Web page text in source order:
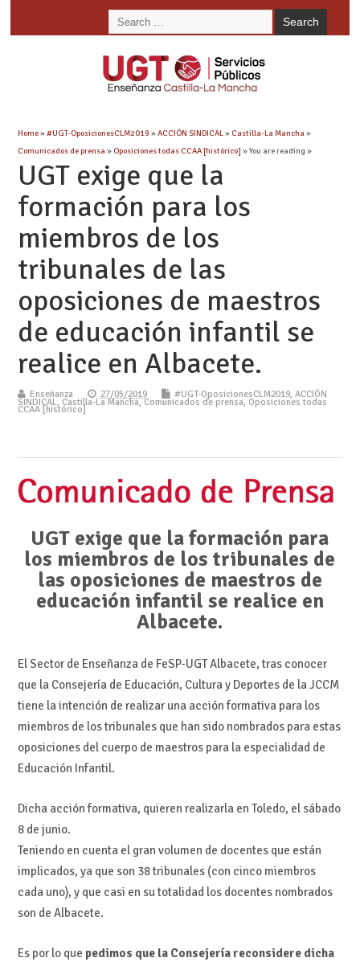
Home»#UGT-OposicionesCLM2019 »ACCIÓN SINDICAL» Castilla-La Mancha »
Comunicados de prensa » Oposiciones todas CCAA [histórico] » You are reading »
UGT exige que la
formación para los
miembros de los
tribunales de las
oposiciones de maestros
de educación infantil se
realice en Albacete.
Enseñanza 27/05/2019 #UGT-OposicionesCLM2019, ACCIÓN
SINDICAL, Castilla-La Mancha,Comunicados de prensa, Oposiciones todas
CCAA [histórico]
UGT exige que la formación para
los miembros de los tribunales de
las oposiciones de maestros de
educación infantil se realice en
Albacete.
El Sector de Enseñanza de FeSP-UGT Albacete, tras conocer
que la Consejería de Educación, Cultura y Deportes de la JCCM
tiene la intención de realizar una acción formativa para los
miembros de los tribunales que han sido nombrados para estas
oposiciones del cuerpo de maestros para la especialidad de
Educación Infantil.
Dicha acción formativa, quieren realizarla en Toledo, el sábado
8 de junio.
Teniendo en cuenta el gran volumen de docentes que están
implicados, ya que son 38 tribunales (con cinco miembros
cada uno), y que casi en su totalidad los docentes nombrados
son de Albacete.
Es por lo que pedimos que la Consejería reconsidere dicha